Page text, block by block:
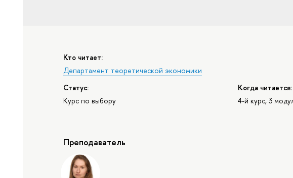
Кто читает:
Департамент теоретической экономики
Статус:
Курс по выбору
Когда читается:
4-й курс, 3
Преподаватель